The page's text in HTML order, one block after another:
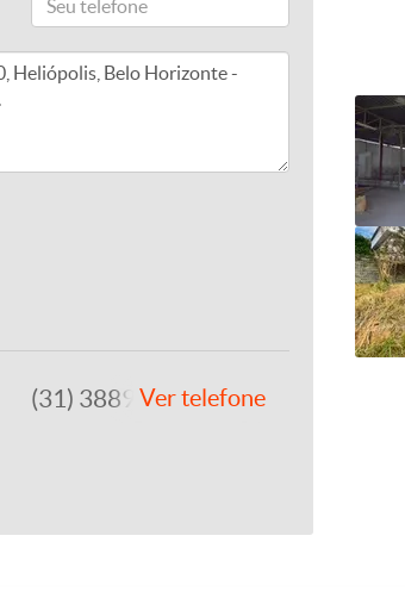
(31) 3889-4765Ver telefone